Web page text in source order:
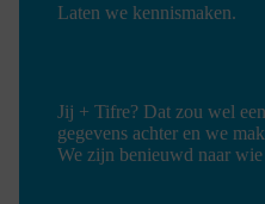
Laten we kennismaken.
Jij + Tifre? Dat zou wel
gegevens achter en we
We zijn benieuwd naar